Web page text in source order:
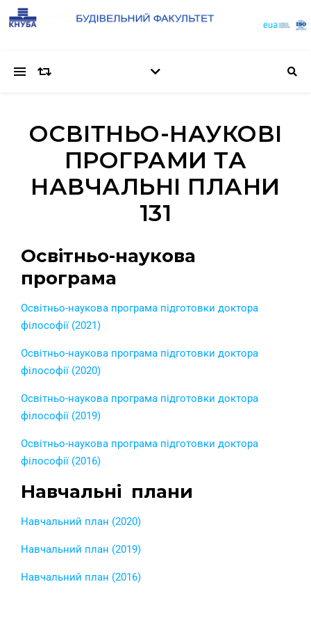
ОСВІТНЬО-НАУКОВІ
ПРОГРАМИ ТА
НАВЧАЛЬНІ ПЛАНИ
131
Освітньо-наукова
програма
Освітньо-наукова програма підготовки доктора
філософії (2021)
Освітньо-наукова програма підготовки доктора
філософії (2020)
Освітньо-наукова програма підготовки доктора
філософії (2019)
Освітньо-наукова програма підготовки доктора
філософії (2016)
Навчальні плани
Навчальний план (2020)
Навчальний план (2019)
Навчальний план (2016)